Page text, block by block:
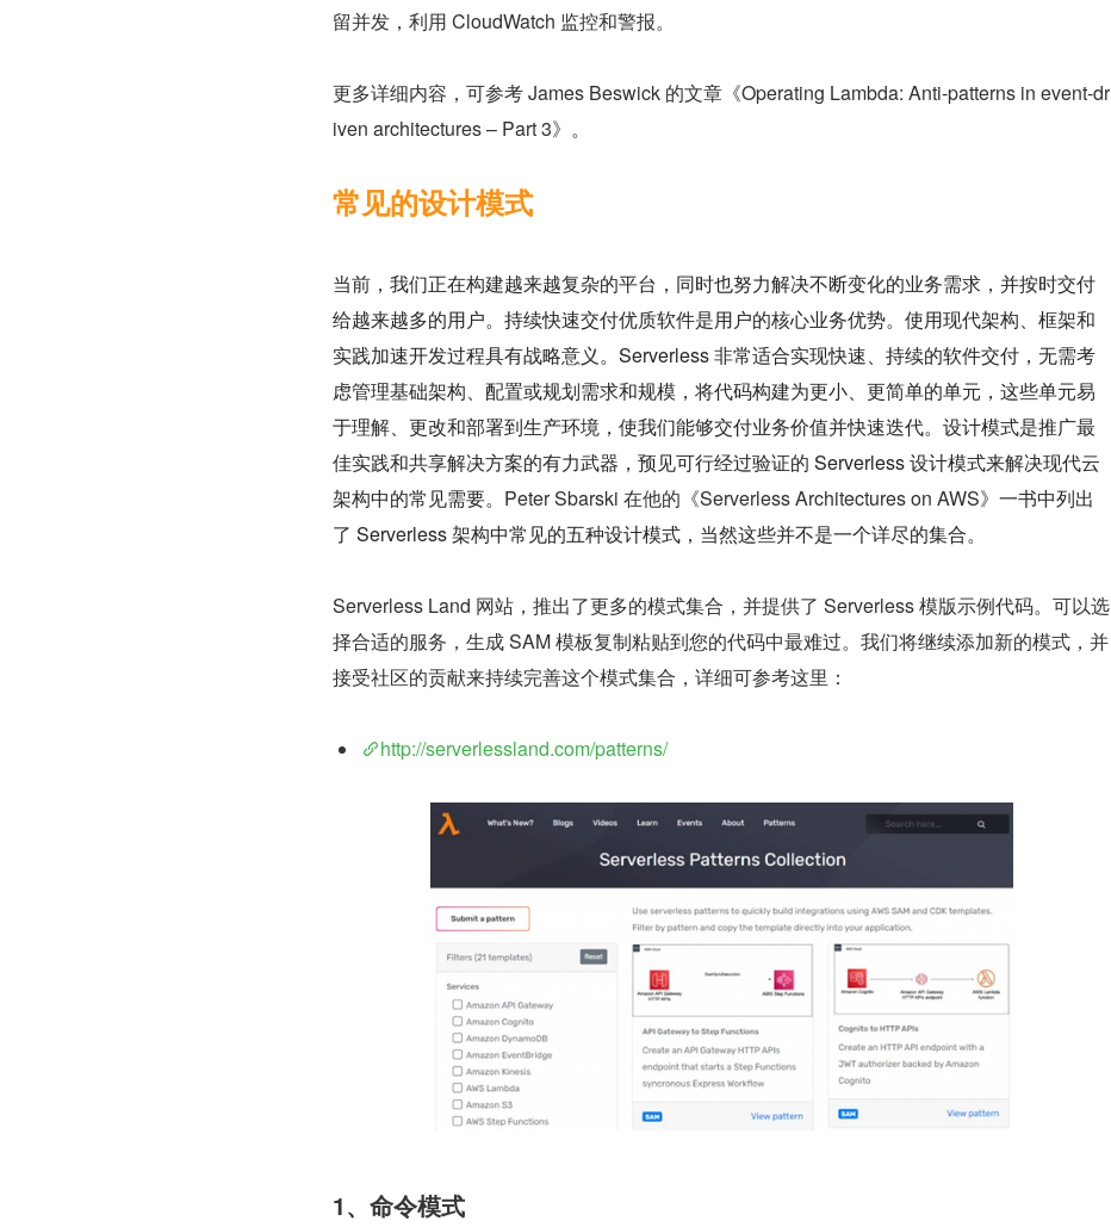
留并发，利用 CloudWatch 监控和警报。
更多详细内容，可参考 James Beswick 的文章《Operating Lambda: Anti-patterns in event-dr
iven architectures – Part 3》。
常见的设计模式
当前，我们正在构建越来越复杂的平台，同时也努力解决不断变化的业务需求，并按时交付
给越来越多的用户。持续快速交付优质软件是用户的核心业务优势。使用现代架构、框架和
实践加速开发过程具有战略意义。Serverless 非常适合实现快速、持续的软件交付，无需考
虑管理基础架构、配置或规划需求和规模，将代码构建为更小、更简单的单元，这些单元易
于理解、更改和部署到生产环境，使我们能够交付业务价值并快速迭代。设计模式是推广最
佳实践和共享解决方案的有力武器，预见可行经过验证的 Serverless 设计模式来解决现代云
架构中的常见需要。 Peter Sbarski 在他的《Serverless Architectures on AWS》一书中列出
了 Serverless 架构中常见的五种设计模式，当然这些并不是一个详尽的集合。
Serverless Land 网站，推出了更多的模式集合，并提供了 Serverless 模版示例代码。可以选
择合适的服务，生成 SAM 模板复制粘贴到您的代码中最难过。我们将继续添加新的模式，并
接受社区的贡献来持续完善这个模式集合，详细可参考这里：
http://serverlessland.com/patterns/
1、命令模式